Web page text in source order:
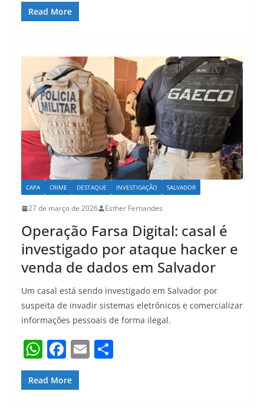
at
A
p
p
c
b
o
o
k
Read More
CAPA CRIME DESTAQUE INVESTIGAÇÃO SALVADOR
27 de março de 2026 Esther Fernandes
Operação Farsa Digital: casal é
investigado por ataque hacker e
venda de dados em Salvador
Um casal está sendo investigado em Salvador por
suspeita de invadir sistemas eletrônicos e comercializar
informações pessoais de forma ilegal.
W
h
at
F
a
c
E
Read More